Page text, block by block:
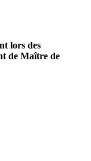
lors des
de Maître de